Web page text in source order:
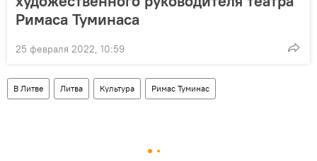
Римаса Туминаса
25 февраля 2022, 10:59
В Литве Литва Культура Римас Туминас